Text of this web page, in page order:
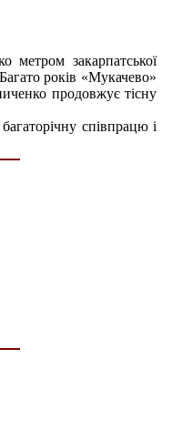
метром закарпатської
років «Мукачево»
продовжує тісну
співпрацю і